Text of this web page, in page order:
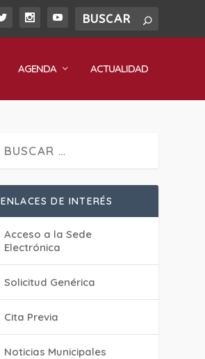
AGENDA ACTUALIDAD
ENLACES DE INTERÉS
Acceso a la Sede
Electrónica
Solicitud Genérica
Cita Previa
‎Noticias Municipales